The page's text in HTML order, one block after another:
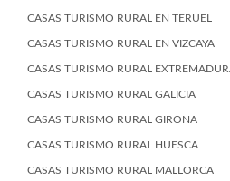
CASAS TURISMO RURAL EN TERUEL
CASAS TURISMO RURAL EN VIZCAYA
CASAS TURISMO RURAL
CASAS TURISMO RURAL GALICIA
CASAS TURISMO RURAL GIRONA
CASAS TURISMO RURAL HUESCA
CASAS TURISMO RURAL MALLORCA